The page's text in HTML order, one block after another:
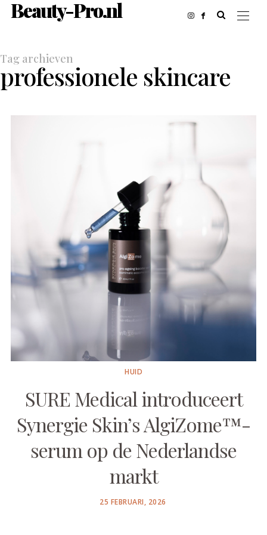
Beauty-Pro.nl
Tag archieven
professionele skincare
HUID
SURE Medical introduceert
Synergie Skin’s AlgiZome™-
serum op de Nederlandse
markt
POSTED
25 FEBRUARI, 2026